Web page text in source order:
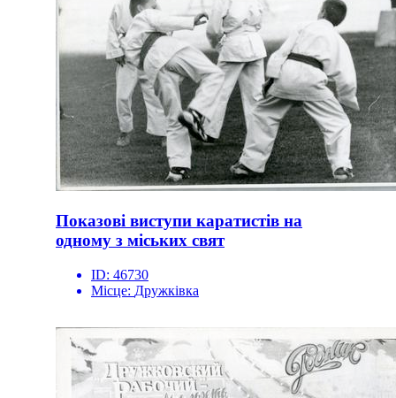
Показові виступи каратистів на
одному з міських свят
ID: 46730
Місце: Дружківка